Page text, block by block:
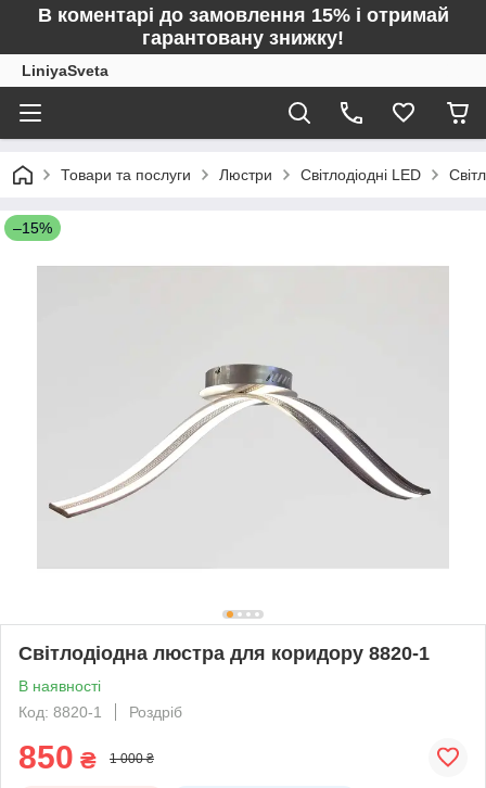
В коментарі до замовлення 15% і отримай
гарантовану знижку!
LiniyaSveta
Товари та послуги Люстри Світлодіодні LED
–15%
Світлодіодна люстра для коридору 8820-1
В наявності
Код: 8820-1
Роздріб
850 ₴ 1 000 ₴